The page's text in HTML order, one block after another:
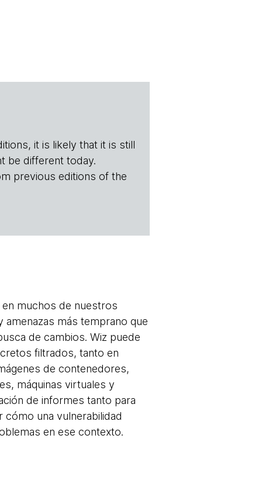
it is likely that it is still
be different today.
previous editions of the
muchos de nuestros
más temprano que
de cambios. Wiz puede
filtrados, tanto en
de contenedores,
máquinas virtuales y
de informes tanto para
una vulnerabilidad
en ese contexto.